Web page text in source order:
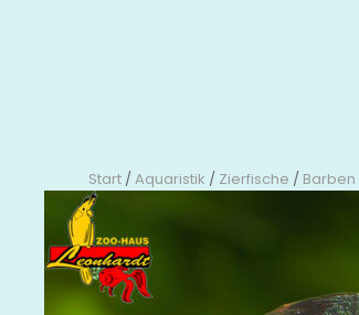
Start /Aquaristik / Zierfische / Barben